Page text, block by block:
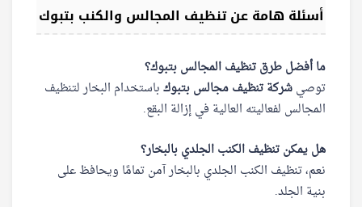
أسئلة هامة عن تنظيف المجالس والكنب بتبوك
ما أفضل طرق تنظيف المجالس بتبوك؟
توصيشركة تنظيف مجالس بتبوكباستخدام البخار لتنظيف
المجالس لفعاليته العالية في إزالة البقع.
هل يمكن تنظيف الكنب الجلدي بالبخار؟
نعم، تنظيف الكنب الجلدي بالبخار آمن تمامًا ويحافظ على
بنية الجلد.